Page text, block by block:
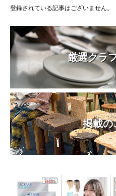
登録されている記事はございません。
厳選クラ
掲載の